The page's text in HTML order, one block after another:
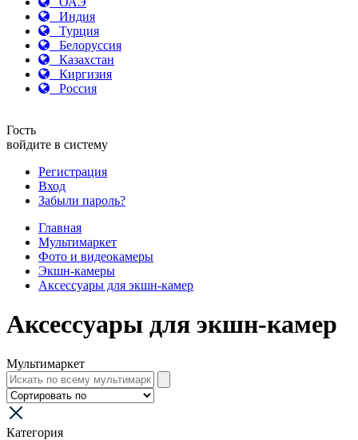
Индия
Турция
Белоруссия
Казахстан
Киргизия
Россия
Гость
войдите в систему
Регистрация
Вход
Забыли пароль?
Главная
Мультимаркет
Фото и видеокамеры
Экшн-камеры
Аксессуары для экшн-камер
Аксессуары для экшн-камер
Мультимаркет
Категория